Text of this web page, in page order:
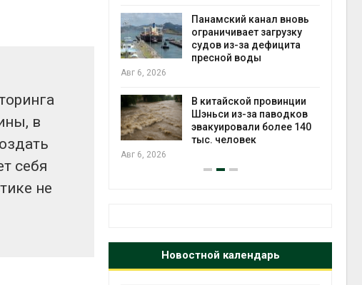
в
себя
не
по итогам 2025
Панамский канал вновь
ограничивает загрузку
судов из-за дефицита
пресной воды
Авг 6, 2026
В китайской провинции
Шэньси из-за паводков
эвакуировали более 140
тыс. человек
Авг 6, 2026
Новостной календарь